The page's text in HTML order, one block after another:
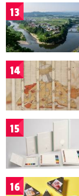
13
14
15
16